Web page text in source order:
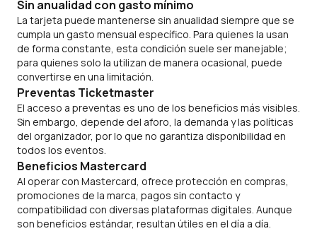
Sin anualidad con gasto mínimo
La tarjeta puede mantenerse sin anualidad siempre que se
cumpla un gasto mensual específico. Para quienes la usan
de forma constante, esta condición suele ser manejable;
para quienes solo la utilizan de manera ocasional, puede
convertirse en una limitación.
Preventas Ticketmaster
El acceso a preventas es uno de los beneficios más visibles.
Sin embargo, depende del aforo, la demanda y las políticas
del organizador, por lo que no garantiza disponibilidad en
todos los eventos.
Beneficios Mastercard
Al operar con Mastercard, ofrece protección en compras,
promociones de la marca, pagos sin contacto y
compatibilidad con diversas plataformas digitales. Aunque
son beneficios estándar, resultan útiles en el día a día.